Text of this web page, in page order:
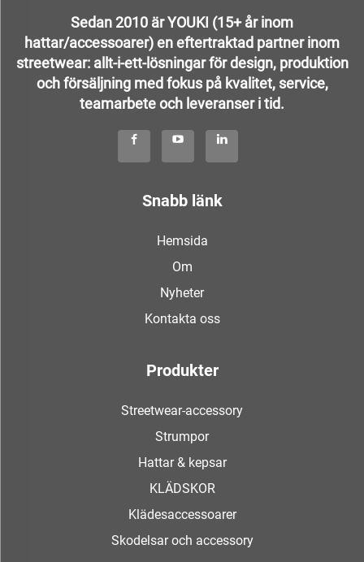
Sedan 2010 är YOUKI (15+ år inom
hattar/accessoarer) en eftertraktad partner inom
streetwear: allt-i-ett-lösningar för design, produktion
och försäljning med fokus på kvalitet, service,
teamarbete och leveranser i tid.
Snabb länk
Hemsida
Om
Nyheter
Kontakta oss
Produkter
Streetwear-accessory
Strumpor
Hattar & kepsar
KLÄDSKOR
Klädesaccessoarer
Skodelsar och accessory